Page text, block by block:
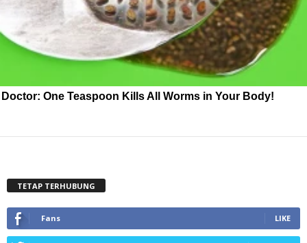
Doctor: One Teaspoon Kills All Worms in Your Body!
TETAP TERHUBUNG
Fans LIKE